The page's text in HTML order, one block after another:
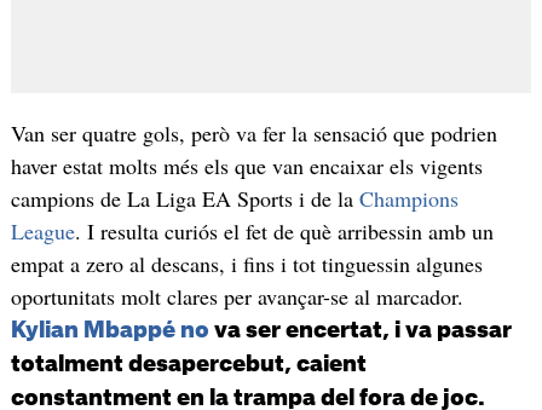
Van ser quatre gols, però va fer la sensació que podrien
haver estat molts més els que van encaixar els vigents
campions de La Liga EA Sports i de la Champions
League. I resulta curiós el fet de què arribessin amb un
empat a zero al descans, i fins i tot tinguessin algunes
oportunitats molt clares per avançar-se al marcador.
Kylian Mbappé no va ser encertat, i va passar
totalment desapercebut, caient
constantment en la trampa del fora de joc.